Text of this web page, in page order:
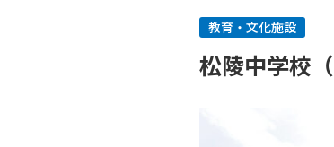
教育・文化施設
松陵中学校